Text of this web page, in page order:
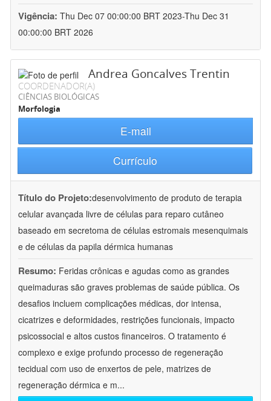
Vigência: Thu Dec 07 00:00:00 BRT 2023-Thu Dec 31
00:00:00 BRT 2026
Andrea Goncalves Trentin
COORDENADOR(A)
CIÊNCIAS BIOLÓGICAS
Morfologia
E-mail
Currículo
Título do Projeto:desenvolvimento de produto de terapia
celular avançada livre de células para reparo cutâneo
baseado em secretoma de células estromais mesenquimais
e de células da papila dérmica humanas
Resumo: Feridas crônicas e agudas como as grandes
queimaduras são graves problemas de saúde pública. Os
desafios incluem complicações médicas, dor intensa,
cicatrizes e deformidades, restrições funcionais, impacto
psicossocial e altos custos financeiros. O tratamento é
complexo e exige profundo processo de regeneração
tecidual com uso de enxertos de pele, matrizes de
regeneração dérmica e m...